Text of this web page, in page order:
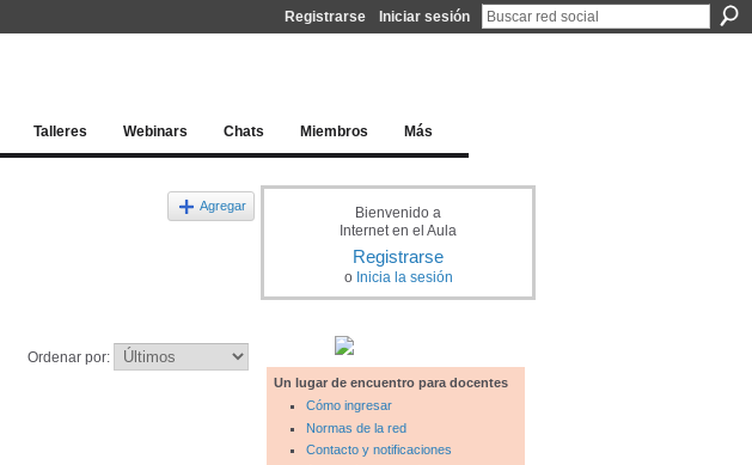
Registrarse Iniciar sesión
Talleres Webinars Chats Miembros Más
Agregar
Ordenar por:
Bienvenido a
Internet en el Aula
Registrarse
o Inicia la sesión
Un lugar de encuentro para docentes
Cómo ingresar
Normas de la red
Contacto y notificaciones